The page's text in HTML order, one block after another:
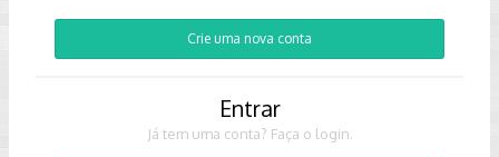
Crie uma nova conta
Entrar
Já tem uma conta? Faça o login.